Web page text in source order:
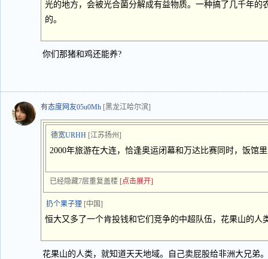
光的地方，会被光合菌分解成有益物质。一种搞了几千年的
的。
你们那猪和鸡还能养?
有态度网友05u0Mh [黑龙江哈尔滨]
德宽URHH [江苏扬州]
2000年旅游在大连，恰逢奥运闭幕和万达比赛同时，饭馆
已经隐藏7层重复盖楼 [点击展开]
扔个果子狸 [中国]
恒大又多了一个肯投钱和它们竞争的中超队伍，花果山的人
花果山的人类，就知道天天地域。自己卖屁股给非洲大兄弟